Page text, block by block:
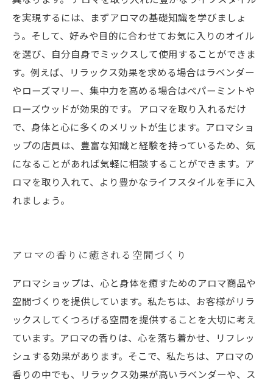
を実現するには、まずアロマの基礎知識を学びましょ
う。そして、好みや目的に合わせてお気に入りのオイル
を選び、自分自身でミックスして使用することができま
す。例えば、リラックス効果を求める場合はラベンダー
やローズマリー、集中力を高める場合はペパーミントや
ローズウッドが効果的です。 アロマを取り入れるだけ
で、身体と心に多くのメリットが生じます。アロマショ
ップの店員は、豊富な知識と経験を持っているため、気
になることがあれば気軽に相談することができます。ア
ロマを取り入れて、より豊かなライフスタイルを手に入
れましょう。
アロマの香りに癒される空間づくり
アロマショップは、心と身体を癒すためのアロマ商品や
空間づくりを提供しています。私たちは、お客様がリラ
ックスしてくつろげる空間を提供することを大切に考え
ています。アロマの香りは、心を落ち着かせ、リフレッ
シュする効果があります。そこで、私たちは、アロマの
香りの中でも、リラックス効果が高いラベンダーや、ス